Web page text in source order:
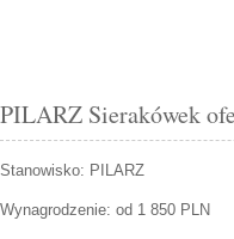
PILARZ Sierakówek
Stanowisko: PILARZ
Wynagrodzenie: od 1 850 PLN